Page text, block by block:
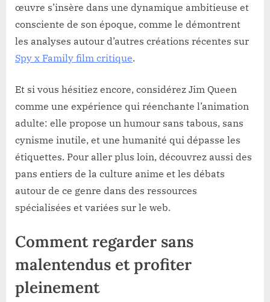
œuvre s’insère dans une dynamique ambitieuse et
consciente de son époque, comme le démontrent
les analyses autour d’autres créations récentes sur
Spy x Family film critique.
Et si vous hésitiez encore, considérez Jim Queen
comme une expérience qui réenchante l’animation
adulte: elle propose un humour sans tabous, sans
cynisme inutile, et une humanité qui dépasse les
étiquettes. Pour aller plus loin, découvrez aussi des
pans entiers de la culture anime et les débats
autour de ce genre dans des ressources
spécialisées et variées sur le web.
Comment regarder sans
malentendus et profiter
pleinement